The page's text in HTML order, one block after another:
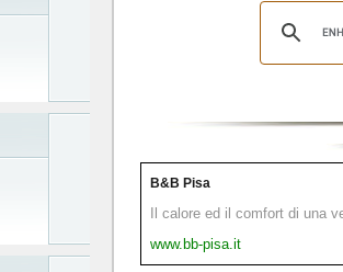
B&B Pisa
Il calore ed il comfort di una
www.bb-pisa.it